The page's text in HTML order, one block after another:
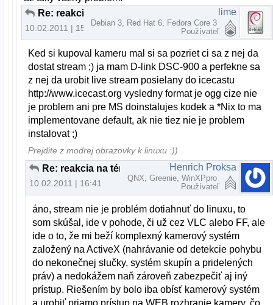
10.02.2011 | 15:48
lime
Debian 3, Red Hat 6, Fedora Core 3
Používateľ
Ked si kupoval kameru mal si sa pozriet ci sa z nej da
dostat stream ;) ja mam D-link DSC-900 a perfekne sa
z nej da urobit live stream posielany do icecastu
http://www.icecast.org vysledny format je ogg cize nie
je problem ani pre MS doinstalujes kodek a *Nix to ma
implementovane default, ak nie tiez nie je problem
instalovat ;)
Prejdite z modrej obrazovky k linuxu :))
Re: reakcia na tému "Nove slovenske linuxove distro"
10.02.2011 | 16:41
Henrich Proksa
QNX, Greenie, WinXPpro
Používateľ
áno, stream nie je problém dotiahnuť do linuxu, to
som skúšal, ide v pohode, či už cez VLC alebo FF, ale
ide o to, že mi beží komplexný kamerový systém
založený na ActiveX (nahrávanie od detekcie pohybu
do nekonečnej slučky, systém skupín a pridelených
práv) a nedokážem naň zároveň zabezpečiť aj iný
prístup. Riešením by bolo iba obísť kamerový systém
a urobiť priamo prístup na WEB rozhranie kamery, čo